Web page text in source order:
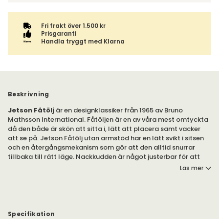
Fri frakt över 1.500 kr
Prisgaranti
Handla tryggt med Klarna
Beskrivning
Jetson Fåtölj är en designklassiker från 1965 av Bruno
Mathsson International. Fåtöljen är en av våra mest omtyckta
då den både är skön att sitta i, lätt att placera samt vacker
att se på. Jetson Fåtölj utan armstöd har en lätt svikt i sitsen
och en återgångsmekanism som gör att den alltid snurrar
tillbaka till rätt läge. Nackkudden är något justerbar för att
den ska kunna passa just dig. Placera Jetson till vilken typ av
Läs mer
Specifikation